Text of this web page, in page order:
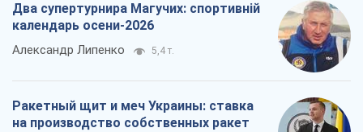
Два супертурнира Магучих: спортивній
календарь осени-2026
Александр Липенко 5,4 т.
Ракетный щит и меч Украины: ставка
на производство собственных ракет